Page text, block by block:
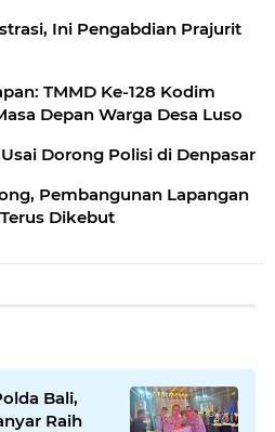
Ini Pengabdian Prajurit
TMMD Ke-128 Kodim
Depan Warga Desa Luso
Dorong Polisi di Denpasar
Pembangunan Lapangan
Dikebut
Bali,
Raih